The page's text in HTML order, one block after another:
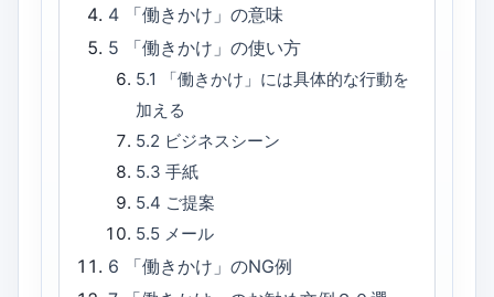
4
「働きかけ」の意味
5
「働きかけ」の使い方
5.1
「働きかけ」には具体的な行動を
加える
5.2 ビジネスシーン
5.3 手紙
5.4 ご提案
5.5 メール
6
「働きかけ」のNG例